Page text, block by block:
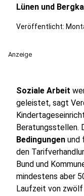
Lünen und
Veröffentlicht:
Anzeige
Soziale Arbeit
geleistet, sagt
Beratungsstellen.
Bedingungen und
den
Bund und
mindestens aber
Laufzeit von zwölf